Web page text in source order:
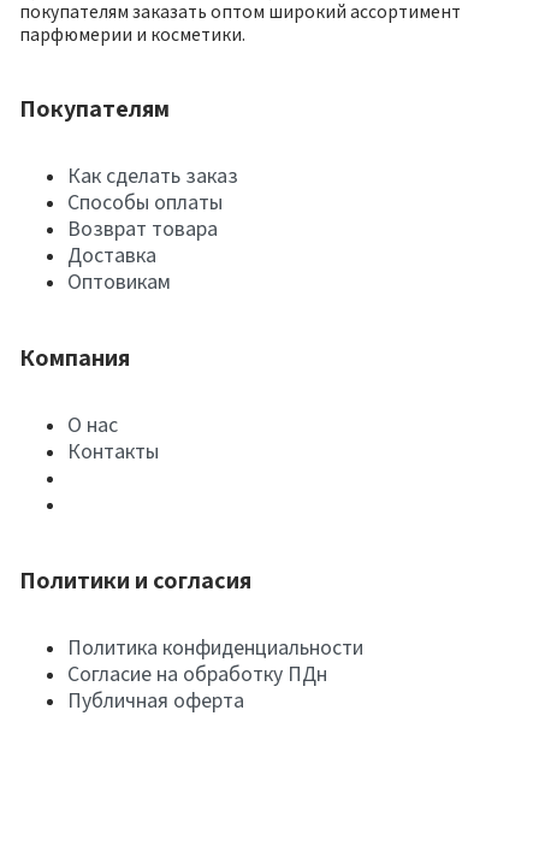
покупателям заказать оптом широкий ассортимент
парфюмерии и косметики.
Покупателям
Как сделать заказ
Способы оплаты
Возврат товара
Доставка
Оптовикам
Компания
О нас
Контакты
Политики и согласия
Политика конфиденциальности
Согласие на обработку ПДн
Публичная оферта